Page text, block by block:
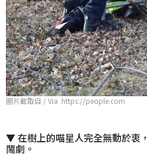
圖片截取自 / Via https://people.com
▼ 在樹上的喵星人完全無動於衷
鬧劇。